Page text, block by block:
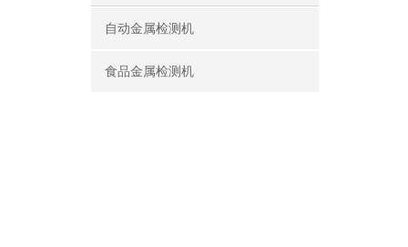
自动金属检测机
食品金属检测机